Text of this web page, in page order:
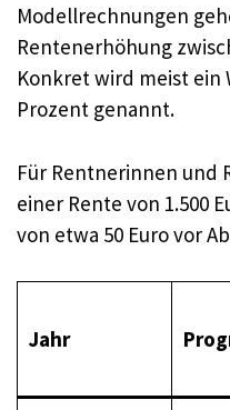
Modellrechnungen
Rentenerhöhung
Konkret wird meist ein
Prozent genannt.
Für Rentnerinnen und
einer Rente von 1.500
von etwa 50 Euro vor
Jahr